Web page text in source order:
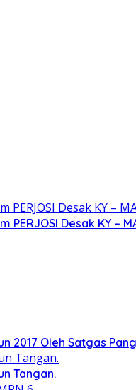
Desak KY –
2017 Oleh Satgas
Tangan.